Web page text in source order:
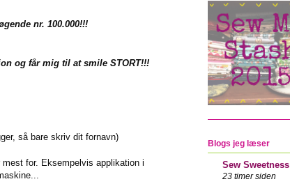
nr. 100.000!!!
og får mig til at smile STORT!!!
så bare skriv dit fornavn)
for. Eksempelvis applikation i
Blogs jeg læser
Sew Sweetness
23 timer siden